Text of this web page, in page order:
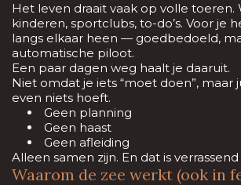
Het leven draait vaak op volle toeren.
kinderen, sportclubs, to-do’s. Voor je
langs elkaar heen — goedbedoeld,
automatische piloot.
Een paar dagen weg haalt je daaruit.
Niet omdat je iets “moet doen”, maar
even niets hoeft.
Geen planning
Geen haast
Geen afleiding
Alleen samen zijn. En dat is
Waarom de zee werkt (ook in